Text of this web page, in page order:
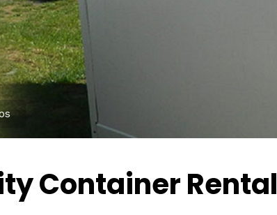
Container Rental